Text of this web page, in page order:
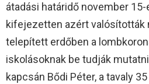
átadási határidő november
kifejezetten azért valósították
telepített erdőben a
iskolásoknak be tudják
kapcsán Bődi Péter, a tavaly